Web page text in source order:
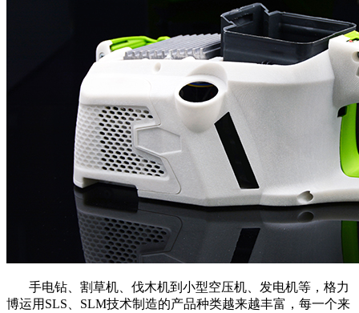
手电钻、割草机、伐木机到小型空压机、发电机等，格力
博运用SLS、SLM技术制造的产品种类越来越丰富，每一个来